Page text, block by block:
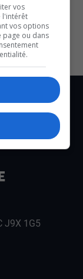
NOTRE
J9X 1G5
vos
l'intérêt
vos options
page ou dans